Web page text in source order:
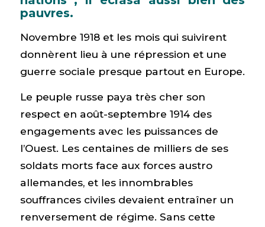
pauvres.
Novembre 1918 et les mois qui suivirent
donnèrent lieu à une répression et une
guerre sociale presque partout en Europe.
Le peuple russe paya très cher son
respect en août-septembre 1914 des
engagements avec les puissances de
l’Ouest. Les centaines de milliers de ses
soldats morts face aux forces austro
allemandes, et les innombrables
souffrances civiles devaient entraîner un
renversement de régime. Sans cette